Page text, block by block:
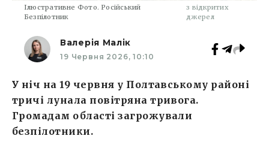
Ілюстративне Фото. Російський
Безпілотник
з відкритих
джерел
Валерія Малік
19 Червня 2026, 10:10
У ніч на 19 червня у Полтавському районі
тричі лунала повітряна тривога.
Громадам області загрожували
безпілотники.